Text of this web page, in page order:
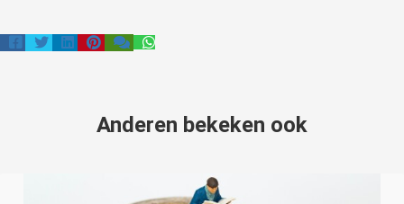
Anderen bekeken ook